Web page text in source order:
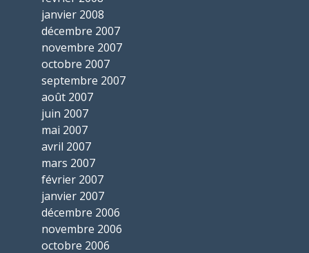
janvier 2008
décembre 2007
novembre 2007
octobre 2007
septembre 2007
août 2007
juin 2007
mai 2007
avril 2007
mars 2007
février 2007
janvier 2007
décembre 2006
novembre 2006
octobre 2006